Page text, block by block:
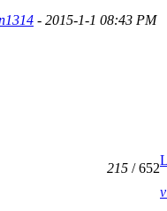
- 2015-1-1 08:43 PM
215 / 652